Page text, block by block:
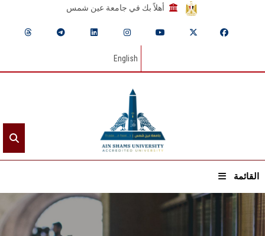
أهلاً بك في جامعة عين شمس
English
القائمة
الرئيسيـة